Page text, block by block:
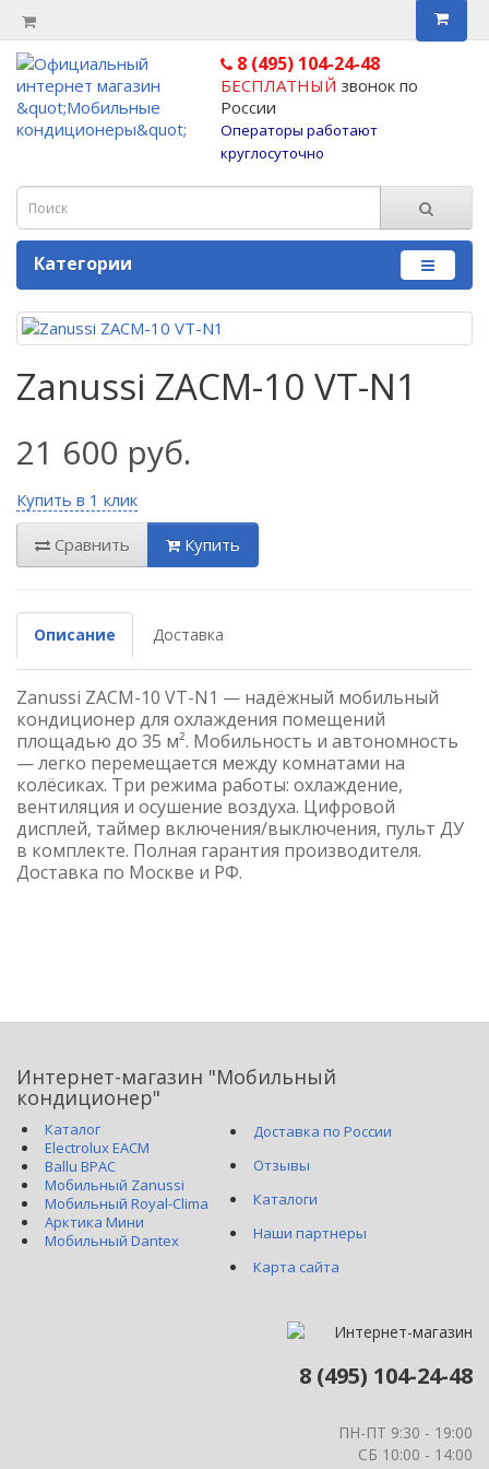
8 (495) 104-24-48
БЕСПЛАТНЫЙ звонок по
России
Операторы работают
круглосуточно
Категории
Zanussi ZACM-10 VT-N1
21 600 руб.
Купить в 1 клик
Сравнить Купить
Описание Доставка
Zanussi ZACM-10 VT-N1 — надёжный мобильный
кондиционер для охлаждения помещений
площадью до 35 м². Мобильность и автономность
— легко перемещается между комнатами на
колёсиках. Три режима работы: охлаждение,
вентиляция и осушение воздуха. Цифровой
дисплей, таймер включения/выключения, пульт ДУ
в комплекте. Полная гарантия производителя.
Доставка по Москве и РФ.
Интернет-магазин "Мобильный
кондиционер"
Каталог
Electrolux EACM
Ballu BPAC
Мобильный Zanussi
Мобильный Royal-Clima
Арктика Мини
Мобильный Dantex
Доставка по России
Отзывы
Каталоги
Наши партнеры
Карта сайта
8 (495) 104-24-48
ПН-ПТ 9:30 - 19:00
СБ 10:00 - 14:00